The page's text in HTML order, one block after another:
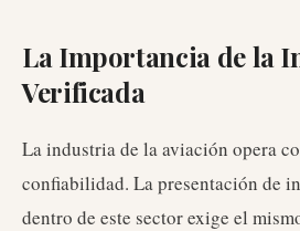
La Importancia de la
Verificada
La industria de la aviación opera
confiabilidad. La presentación de
dentro de este sector exige el